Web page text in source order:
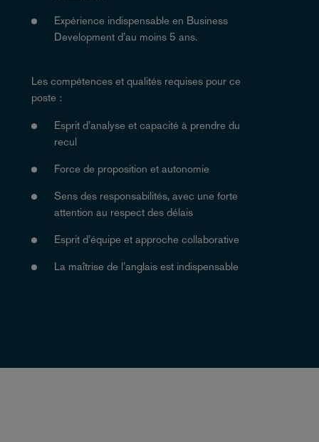
Expérience indispensable en Business
Development d’au moins 5 ans.
Les compétences et qualités requises pour ce
poste :
Esprit d’analyse et capacité à prendre du
recul
Force de proposition et autonomie
Sens des responsabilités, avec une forte
attention au respect des délais
Esprit d’équipe et approche collaborative
La maîtrise de l’anglais est indispensable